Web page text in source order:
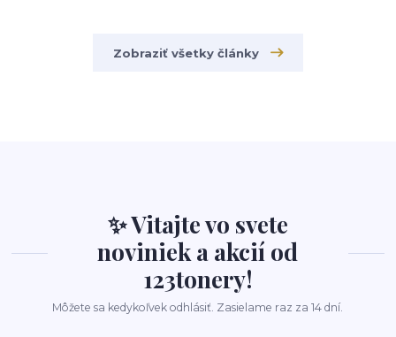
Zobraziť všetky články
✨ Vitajte vo svete
noviniek a akcií od
123tonery!
Môžete sa kedykoľvek odhlásiť. Zasielame raz za 14 dní.